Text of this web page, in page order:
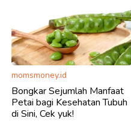
momsmoney.id
Bongkar Sejumlah Manfaat
Petai bagi Kesehatan Tubuh
di Sini, Cek yuk!